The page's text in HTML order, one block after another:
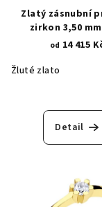
Zlatý zásnubní
zirkon 3,50 mm
od 14 415
Žluté zlato
Detail